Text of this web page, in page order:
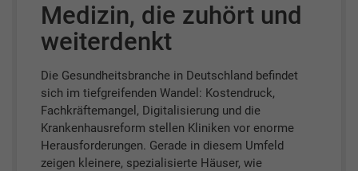
Medizin, die zuhört und
weiterdenkt
Die Gesundheitsbranche in Deutschland befindet
sich im tiefgreifenden Wandel: Kostendruck,
Fachkräftemangel, Digitalisierung und die
Krankenhausreform stellen Kliniken vor enorme
Herausforderungen. Gerade in diesem Umfeld
zeigen kleinere, spezialisierte Häuser, wie